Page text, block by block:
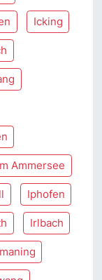
Icking
Ammersee
Iphofen
Irlbach